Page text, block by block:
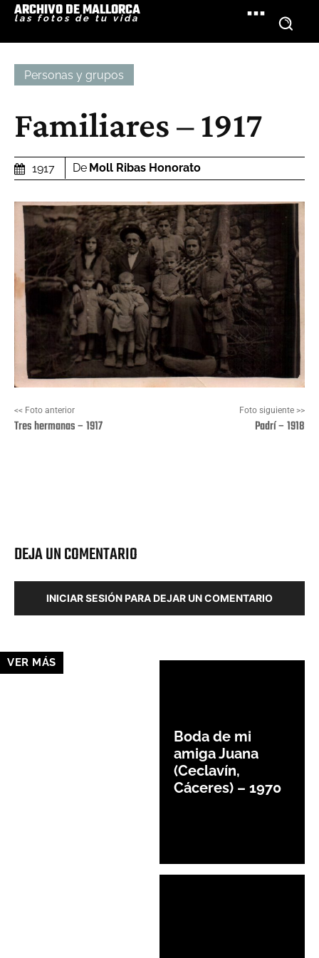
ARCHIVO DE MALLORCA
las fotos de tu vida
Personas y grupos
Familiares – 1917
1917 De Moll Ribas Honorato
<< Foto anterior
Tres hermanas – 1917
Foto siguiente >>
Padrí – 1918
DEJA UN COMENTARIO
INICIAR SESIÓN PARA DEJAR UN COMENTARIO
VER MÁS
Boda de mi
amiga Juana
(Ceclavín,
Cáceres) – 1970